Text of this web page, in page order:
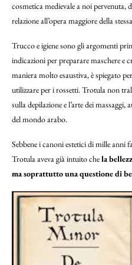
cosmetica medievale a noi pervenuta,
relazione all’opera maggiore della
Trucco e igiene sono gli argomenti
indicazioni per preparare maschere e
maniera molto esaustiva, è spiegato
utilizzare per i rossetti. Trotula non
sulla depilazione e l’arte dei massaggi,
del mondo arabo.
Sebbene i canoni estetici di mille anni
Trotula aveva già intuito chela
ma soprattutto una questione di